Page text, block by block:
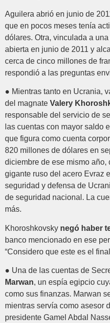
Aguilera abrió en junio de
que en pocos meses tenía
dólares. Otra, vinculada a
abierta en junio de 2011 y
cerca de cinco millones de
respondió a las preguntas
● Mientras tanto en Ucrania,
del magnate Valery
responsable del servicio de
las cuentas con mayor saldo
que figura como cuenta
820 millones de dólares en
diciembre de ese mismo año,
gigante ruso del acero Evraz
seguridad y defensa de
de seguridad nacional. La
más.
Khoroshkovsky negó haber
banco mencionado en ese
“Considero que este es el
● Una de las cuentas de
Marwan, un espía egipcio
como sus finanzas. Marwan
mientras servía como asesor
presidente Gamel Abdal